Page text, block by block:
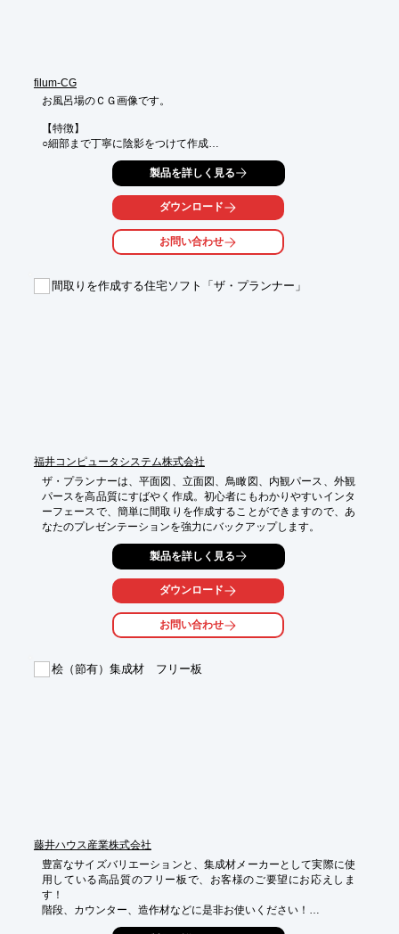
filum-CG
お風呂場のＣＧ画像です。
【特徴】
○細部まで丁寧に陰影をつけて作成
○マンション・個人宅一戸建ともにリビングや玄関まで、様々な
内観の作成実績があります
○サイトＨＰに業務や趣味で作成したサンプル画像がＵＰされて
いますのでご覧ください
●その他機能や詳細については、お問い合わせ下さい
製品を詳しく見る
ダウンロード
お問い合わせ
間取りを作成する住宅ソフト「ザ・プランナー」
福井コンピュータシステム株式会社
ザ・プランナーは、平面図、立面図、鳥瞰図、内観パース、外観
パースを高品質にすばやく作成。初心者にもわかりやすいインタ
ーフェースで、簡単に間取りを作成することができますので、あ
なたのプレゼンテーションを強力にバックアップします。
製品を詳しく見る
ダウンロード
お問い合わせ
桧（節有）集成材 フリー板
藤井ハウス産業株式会社
豊富なサイズバリエーションと、集成材メーカーとして実際に使
用している高品質のフリー板で、お客様のご要望にお応えしま
す！
階段、カウンター、造作材などに是非お使いください！